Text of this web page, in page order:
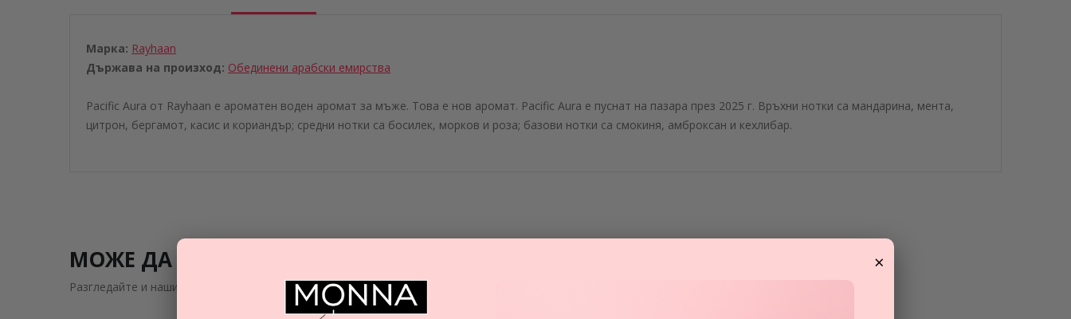
Марка: Rayhaan
Държава на произход: Обединени aрабски eмирства
Pacific Aura от Rayhaan е ароматен воден аромат за мъже. Това е нов аромат. Pacific Aura е пуснат на пазара през 2025 г. Връхни нотки са мандарина, мента,
цитрон, бергамот, касис и кориандър; средни нотки са босилек, морков и роза; базови нотки са смокиня, амброксан и кехлибар.
МОЖЕ ДА ВИ ЗАИНТРИГУВА
Разгледайте и нашите подобни предложения
×